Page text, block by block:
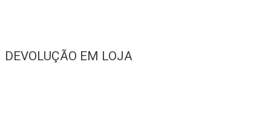
DEVOLUÇÃO EM LOJA